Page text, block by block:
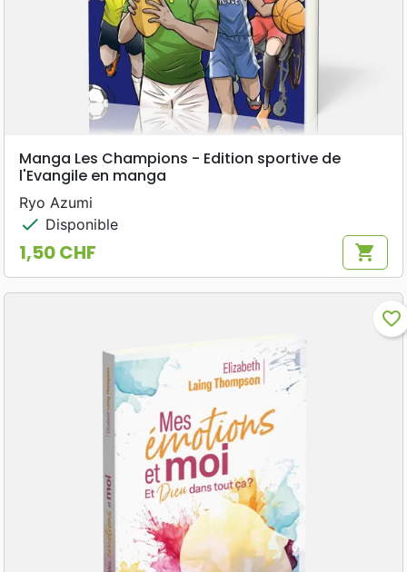
Manga Les Champions - Edition sportive de
l'Evangile en manga
Ryo Azumi
check Disponible
Prix
1,50 CHF shopping_cart
favorite_border